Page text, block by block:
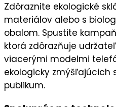
Zdôraznite ekologické
materiálov alebo s
obalom. Spustite
ktorá zdôrazňuje
viacerými modelmi
ekologicky zmýšľajúcich
publikum.